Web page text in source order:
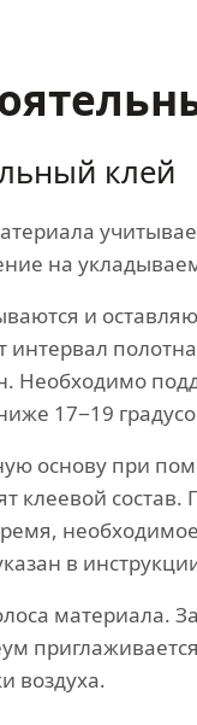
клей
на
и
интервал
Необходимо
17−19
основу при
клеевой состав.
в
материала.
воздуха.